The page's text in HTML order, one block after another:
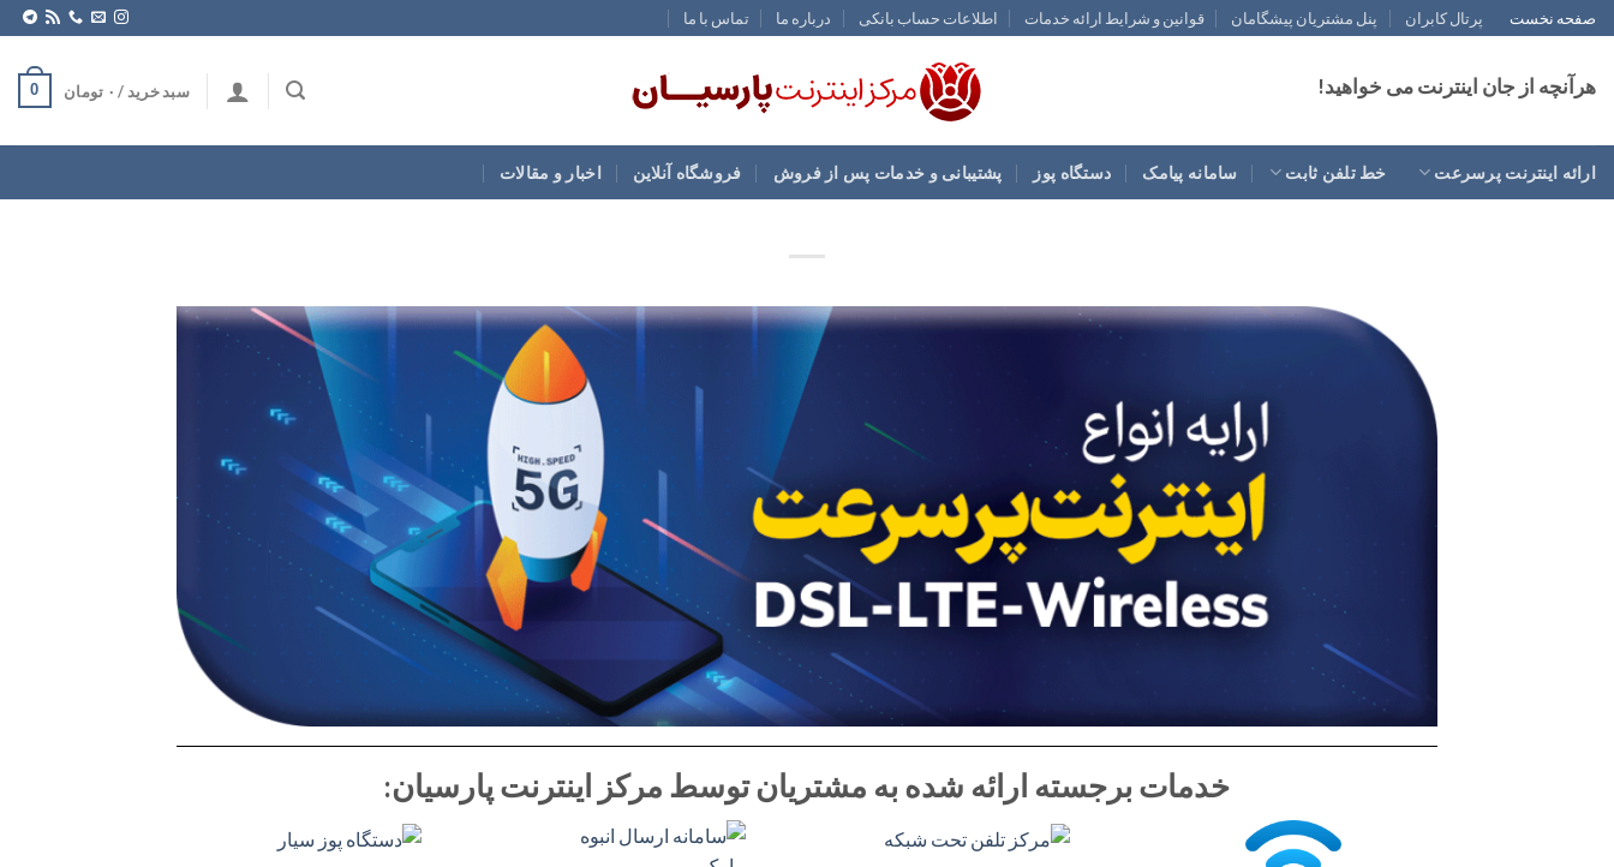
پرش
به
محتوا
صفحه نخست پرتال کابران پنل مشتریان پیشگامان قوانین و شرایط ارائه خدمات اطلاعات حساب بانکی درباره ما تماس با ما
هرآنچه از جان اینترنت می خواهید! سبد خرید / ۰ تومان 0
ارائه اینترنت پرسرعت خط تلفن ثابت سامانه پیامک دستگاه پوز پشتیبانی و خدمات پس از فروش فروشگاه آنلاین اخبار و مقالات
خدمات برجسته ارائه شده به مشتریان توسط مرکز اینترنت پارسیان: